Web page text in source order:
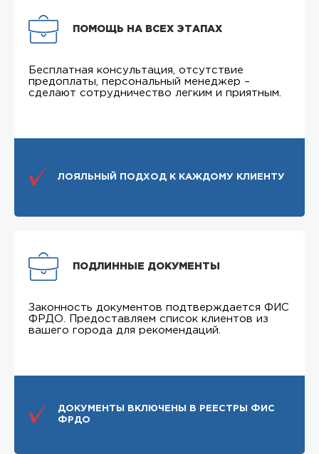
ПОМОЩЬ НА ВСЕХ ЭТАПАХ
Бесплатная консультация, отсутствие
предоплаты, персональный менеджер –
сделают сотрудничество легким и приятным.
ЛОЯЛЬНЫЙ ПОДХОД К КАЖДОМУ КЛИЕНТУ
ПОДЛИННЫЕ ДОКУМЕНТЫ
Законность документов подтверждается ФИС
ФРДО. Предоставляем список клиентов из
вашего города для рекомендаций.
ДОКУМЕНТЫ ВКЛЮЧЕНЫ В РЕЕСТРЫ ФИС
ФРДО